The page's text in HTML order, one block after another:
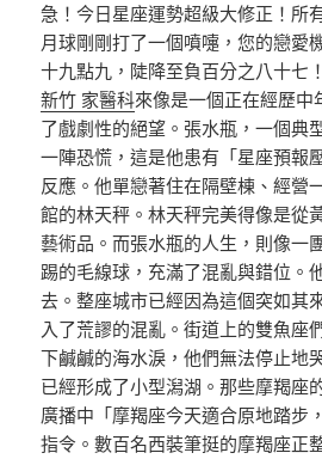
急！今日星座運勢超級大修正！所
月球剛剛打了一個噴嚏，您的戀愛
十九點九，陡降至負百分之八十七
新竹 家醫科來像是一個正在經歷
了戲劇性的絕望。張水瓶，一個典
一陣恐慌，這是他患有「星座預報
反應。他單戀著住在隔壁棟、經營
館的林天秤。林天秤完美得像是從
藝術品。而張水瓶的人生，則像一
踢的毛線球，充滿了混亂與錯位。
去。整座城市已經因為這個突如其
入了荒謬的混亂。街道上的雙魚座
下鹹鹹的海水淚，他們無法停止地
已經形成了小型潟湖。那些摩羯座
廣播中「摩羯座今天適合原地踏步
指令。數百名西裝筆挺的摩羯座正